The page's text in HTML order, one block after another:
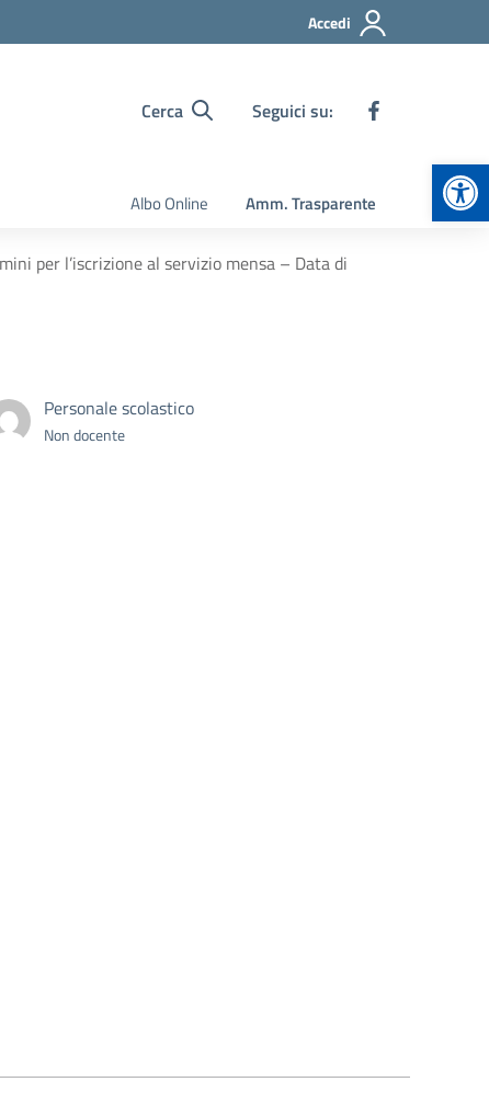
Accedi
Cerca Seguici su:
Albo Online Amm. Trasparente
per l’iscrizione al servizio mensa – Data di
Personale scolastico
Non docente